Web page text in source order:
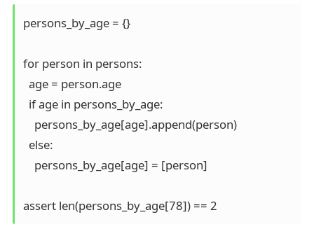
persons_by_age = {}
for person in persons:
  age = person.age
  if age in persons_by_age:
    persons_by_age[age].append(person)
  else:
    persons_by_age[age] = [person]